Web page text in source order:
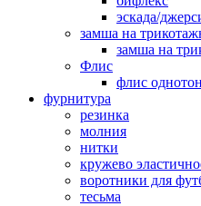
эскада/
замша на
замша на
Флис
флис однотон
фурнитура
резинка
молния
нитки
кружево
воротники для
тесьма